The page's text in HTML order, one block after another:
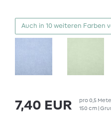
Auch in 10 weiteren Farben
7,40 EUR pro0,5
150 cm |